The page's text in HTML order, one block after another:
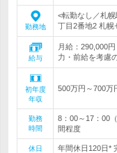
勤務地
<転勤なし／札
丁目2番地2 札幌
給与
月給：290,000
力・前給を考慮
初年度
年収
500万円～700万
勤務
時間
8：00～17：00
間程度
休日
年間休日120日*